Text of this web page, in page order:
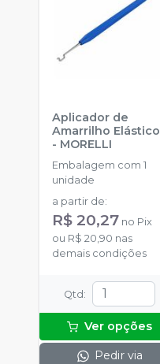
Aplicador de
Amarrilho Elástico
- MORELLI
Embalagem com 1
unidade
a partir de:
R$ 20,27 no Pix
ou R$ 20,90 nas
demais condições
Qtd:
Ver opções
Pedir via